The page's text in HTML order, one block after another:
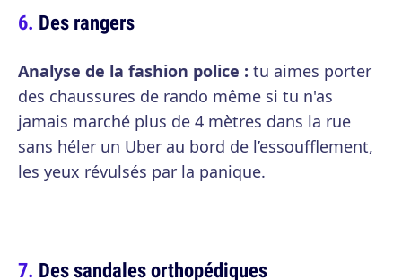
Des rangers
Analyse de la fashion police : tu aimes porter
des chaussures de rando même si tu n'as
jamais marché plus de 4 mètres dans la rue
sans héler un Uber au bord de l’essoufflement,
les yeux révulsés par la panique.
Des sandales orthopédiques